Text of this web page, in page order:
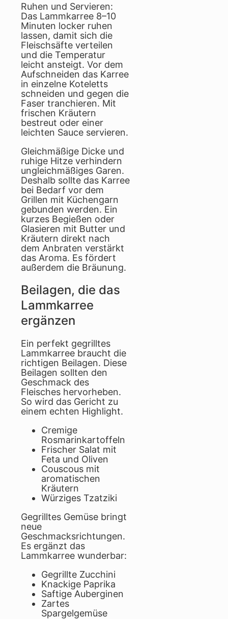
Ruhen und Servieren:
Das Lammkarree 8–10
Minuten locker ruhen
lassen, damit sich die
Fleischsäfte verteilen
und die Temperatur
leicht ansteigt. Vor dem
Aufschneiden das Karree
in einzelne Koteletts
schneiden und gegen die
Faser tranchieren. Mit
frischen Kräutern
bestreut oder einer
leichten Sauce servieren.
Gleichmäßige Dicke und
ruhige Hitze verhindern
ungleichmäßiges Garen.
Deshalb sollte das Karree
bei Bedarf vor dem
Grillen mit Küchengarn
gebunden werden. Ein
kurzes Begießen oder
Glasieren mit Butter und
Kräutern direkt nach
dem Anbraten verstärkt
das Aroma. Es fördert
außerdem die Bräunung.
Beilagen, die das
Lammkarree
ergänzen
Ein perfekt gegrilltes
Lammkarree braucht die
richtigen Beilagen. Diese
Beilagen sollten den
Geschmack des
Fleisches hervorheben.
So wird das Gericht zu
einem echten Highlight.
Cremige
Rosmarinkartoffeln
Frischer Salat mit
Feta und Oliven
Couscous mit
aromatischen
Kräutern
Würziges Tzatziki
Gegrilltes Gemüse bringt
neue
Geschmacksrichtungen.
Es ergänzt das
Lammkarree wunderbar:
Gegrillte Zucchini
Knackige Paprika
Saftige Auberginen
Zartes
Spargelgemüse